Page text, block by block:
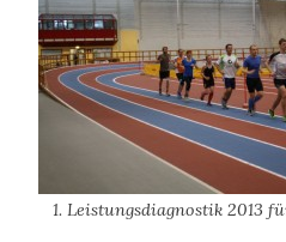
1. Leistungsdiagnostik 2013